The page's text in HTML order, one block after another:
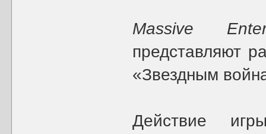
Massive
представляют
«Звездным
Действие